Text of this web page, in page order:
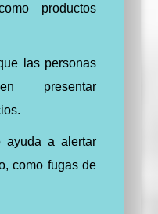
productos
las personas
presentar
ayuda a alertar
como fugas de